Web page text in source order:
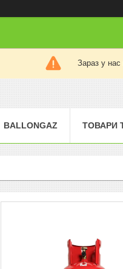
Зараз у
BALLONGAZ ТОВАРИ